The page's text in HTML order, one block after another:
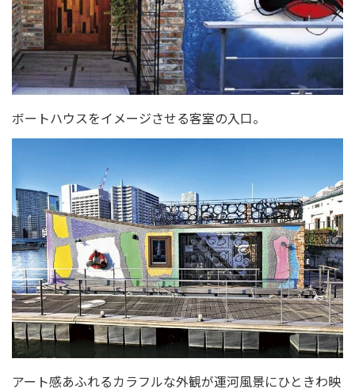
ボートハウスをイメージさせる客室の入口。
アート感あふれるカラフルな外観が運河風景にひときわ映